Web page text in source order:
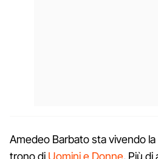
Amedeo Barbato sta vivendo
trono di Uomini e Donne. Più di